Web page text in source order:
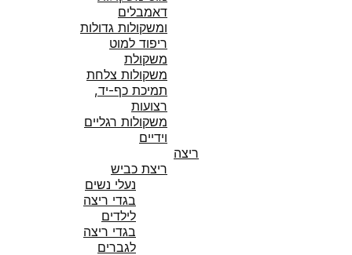
דאמבלים
ומשקולות גדולות
ריפוד למוט
משקולת
משקולות צלחת
תמיכת כף-יד,
רצועות
משקולות רגליים
וידיים
ריצה
ריצת כביש
נעלי נשים
בגדי ריצה
לילדים
בגדי ריצה
לגברים